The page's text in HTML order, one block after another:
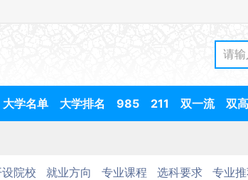
大学名单 大学排名 985 211 双一流 双
院校 就业方向 专业课程 选科要求 专业